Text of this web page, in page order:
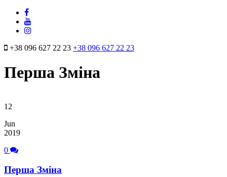
+38 096 627 22 23 +38 096 627 22 23
Перша Зміна
12
Jun
2019
0
Перша Зміна